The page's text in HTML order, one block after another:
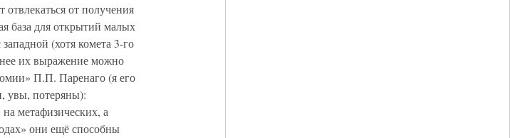
от получения
база для открытий малых
(хотя комета 3-го
их выражение можно
П.П. Паренаго (я его
увы, потеряны):
метафизических, а
они ещё способны